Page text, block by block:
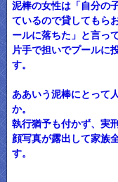
泥棒の女性は「自分の
ているので貸してもら
ールに落ちた」と言っ
片手で担いでプールに
す。
ああいう泥棒にとって
か。
執行猶予も付かず、実
顔写真が露出して家族
す。